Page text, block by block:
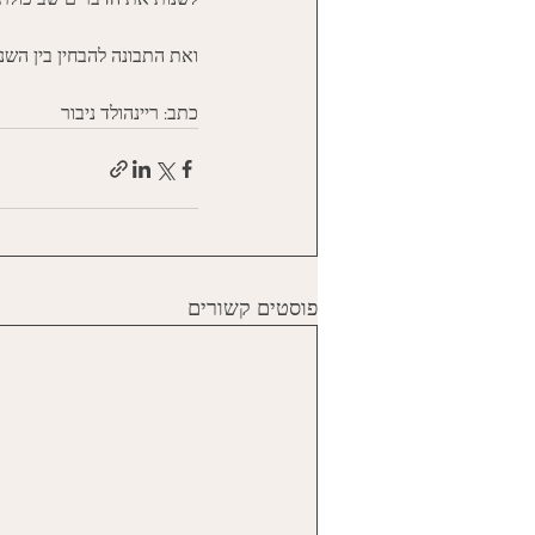
ואת התבונה להבחין בין
כתב: ריינהולד ניבור
פוסטים קשורים